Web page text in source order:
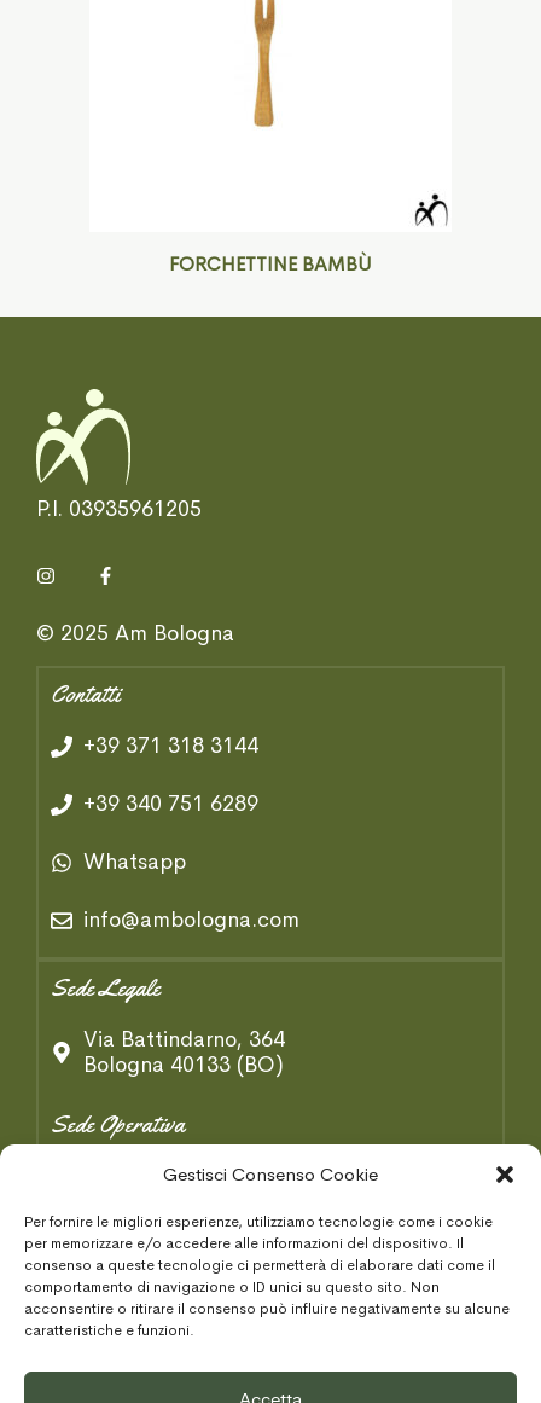
Gestisci Consenso Cookie
Per fornire le migliori esperienze, utilizziamo tecnologie come i cookie
per memorizzare e/o accedere alle informazioni del dispositivo. Il
consenso a queste tecnologie ci permetterà di elaborare dati come il
comportamento di navigazione o ID unici su questo sito. Non
acconsentire o ritirare il consenso può influire negativamente su alcune
caratteristiche e funzioni.
Accetta
FORCHETTINE BAMBÙ
P.I. 03935961205
© 2025 Am Bologna
Contatti
+39 371 318 3144
+39 340 751 6289
Whatsapp
info@ambologna.com
Sede Legale
Via Battindarno, 364
Bologna 40133 (BO)
Sede Operativa
Via B. Tosarelli, 334/2
Condizioni Generaki
Privacy Policy
Cookie Policy